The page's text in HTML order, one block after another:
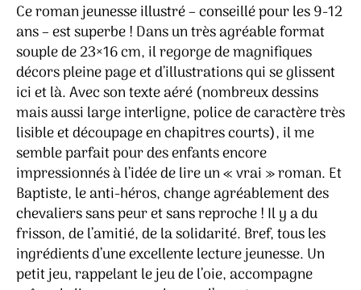
Ce roman jeunesse illustré – conseillé pour les 9-12
ans – est superbe ! Dans un très agréable format
souple de 23×16 cm, il regorge de magnifiques
décors pleine page et d’illustrations qui se glissent
ici et là. Avec son texte aéré (nombreux dessins
mais aussi large interligne, police de caractère très
lisible et découpage en chapitres courts), il me
semble parfait pour des enfants encore
impressionnés à l’idée de lire un « vrai » roman. Et
Baptiste, le anti-héros, change agréablement des
chevaliers sans peur et sans reproche ! Il y a du
frisson, de l’amitié, de la solidarité. Bref, tous les
ingrédients d’une excellente lecture jeunesse. Un
petit jeu, rappelant le jeu de l’oie, accompagne